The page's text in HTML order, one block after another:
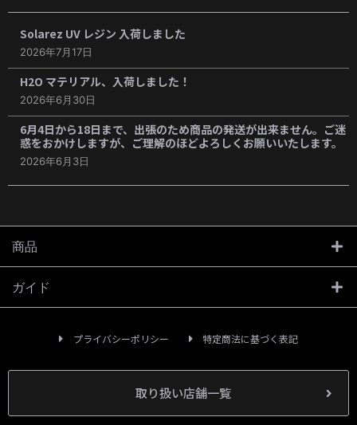
Solarez UV レジン 入荷しました
2026年7月17日
H2O マテリアル、入荷しました！
2026年6月30日
6月4日から18日まで、出張のため商品の発送が出来ません。ご迷
惑をおかけしますが、ご理解のほどよろしくお願いいたします。
2026年6月3日
商品
ガイド
プライバシーポリシー 特定商法に基づく表記
取り扱い店舗一覧